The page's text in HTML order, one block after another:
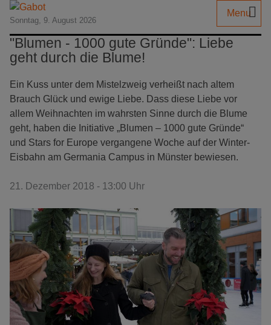
Sonntag, 9. August 2026
Menu
"Blumen - 1000 gute Gründe": Liebe
geht durch die Blume!
Ein Kuss unter dem Mistelzweig verheißt nach altem
Brauch Glück und ewige Liebe. Dass diese Liebe vor
allem Weihnachten im wahrsten Sinne durch die Blume
geht, haben die Initiative „Blumen – 1000 gute Gründe“
und Stars for Europe vergangene Woche auf der Winter-
Eisbahn am Germania Campus in Münster bewiesen.
21. Dezember 2018 - 13:00 Uhr